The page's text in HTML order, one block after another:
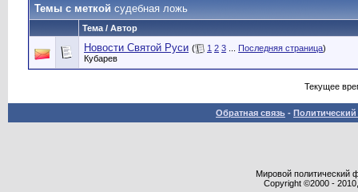
Темы с меткой судебная ложь
Тема / Автор
Новости Святой Руси ( 1 2 3 Последняя страница)
Кубарев
Текущее
Обратная связь -
Мировой политический
Copyright ©2000 -